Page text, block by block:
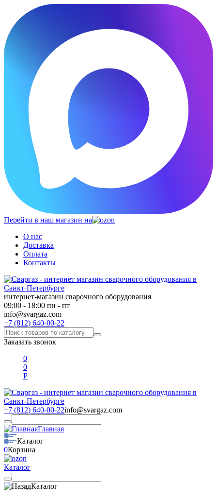
Перейти в наш магазин на
О нас
Доставка
Оплата
Контакты
интернет-магазин сварочного оборудования
09:00 - 18:00 пн - пт
info@svargaz.com
+7 (812) 640-00-22
Заказать звонок
0
0
Р
+7 (812) 640-00-22info@svargaz.com
Главная
Каталог
0Корзина
Каталог
Каталог